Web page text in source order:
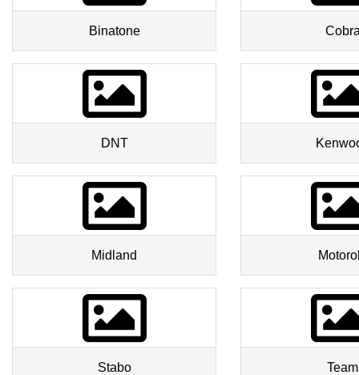
Binatone
DNT
Midland
Stabo Team